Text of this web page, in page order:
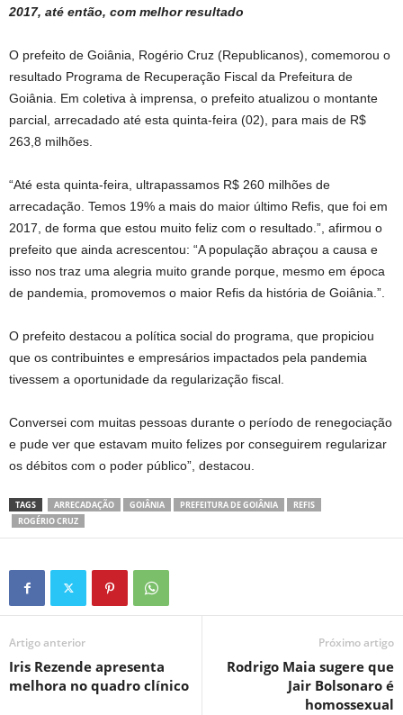
2017, até então, com melhor resultado
O prefeito de Goiânia, Rogério Cruz (Republicanos), comemorou o
resultado Programa de Recuperação Fiscal da Prefeitura de
Goiânia. Em coletiva à imprensa, o prefeito atualizou o montante
parcial, arrecadado até esta quinta-feira (02), para mais de R$
263,8 milhões.
“Até esta quinta-feira, ultrapassamos R$ 260 milhões de
arrecadação. Temos 19% a mais do maior último Refis, que foi em
2017, de forma que estou muito feliz com o resultado.”, afirmou o
prefeito que ainda acrescentou: “A população abraçou a causa e
isso nos traz uma alegria muito grande porque, mesmo em época
de pandemia, promovemos o maior Refis da história de Goiânia.”.
O prefeito destacou a política social do programa, que propiciou
que os contribuintes e empresários impactados pela pandemia
tivessem a oportunidade da regularização fiscal.
Conversei com muitas pessoas durante o período de renegociação
e pude ver que estavam muito felizes por conseguirem regularizar
os débitos com o poder público”, destacou.
TAGS ARRECADAÇÃO GOIÂNIA PREFEITURA DE GOIÂNIA
REFIS
ROGÉRIO CRUZ
Artigo anterior
Iris Rezende apresenta
melhora no quadro clínico
Próximo artigo
Rodrigo Maia sugere que
Jair Bolsonaro é
homossexual